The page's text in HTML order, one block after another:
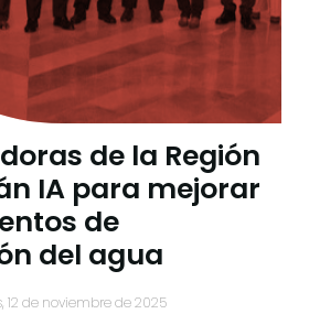
de la Región
IA para mejorar
de
del agua
12 de noviembre de 2025